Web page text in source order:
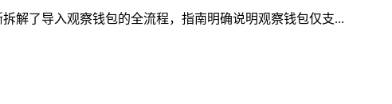
解了导入观察钱包的全流程，指南明确说明观察钱包仅支...